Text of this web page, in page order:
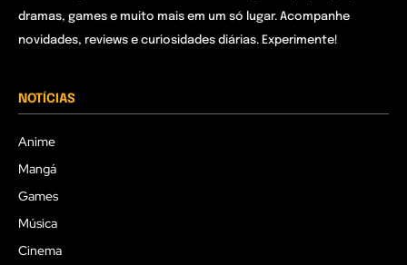
dramas, games e muito mais em um só lugar. Acompanhe
novidades, reviews e curiosidades diárias. Experimente!
NOTÍCIAS
Anime
Mangá
Games
Música
Cinema